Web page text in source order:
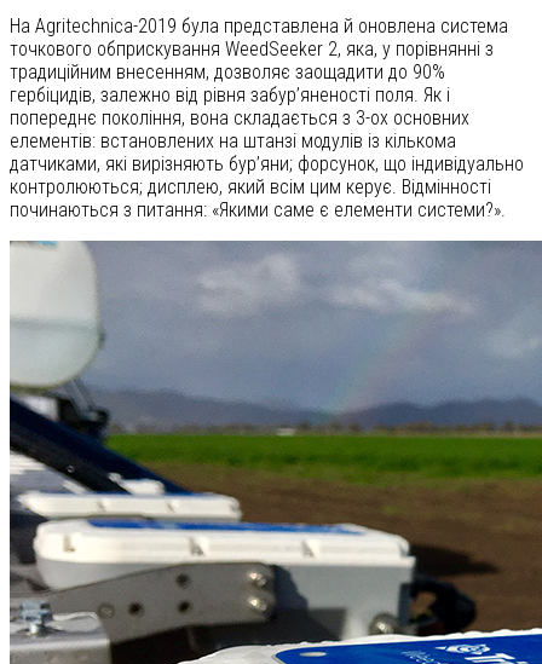
На Agritechnica-2019 була представлена й оновлена система
точкового обприскування WeedSeeker 2, яка, у порівнянні з
традиційним внесенням, дозволяє заощадити до 90%
гербіцидів, залежно від рівня забур’яненості поля. Як і
попереднє покоління, вона складається з 3-ох основних
елементів: встановлених на штанзі модулів із кількома
датчиками, які вирізняють бур’яни; форсунок, що індивідуально
контролюються; дисплею, який всім цим керує. Відмінності
починаються з питання: «Якими саме є елементи системи?».